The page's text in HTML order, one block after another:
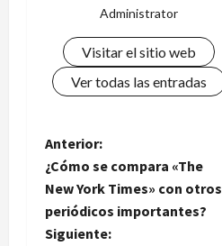
Administrator
Visitar el sitio web
Ver todas las entradas
N
a
v
Anterior:
¿Cómo se compara «The
New York Times» con otros
periódicos importantes?
Siguiente: